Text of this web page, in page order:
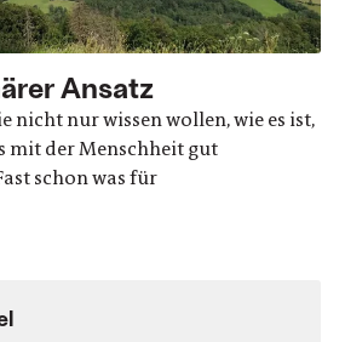
Ansatz
nicht nur wissen wollen, wie es ist,
mit der Menschheit gut
schon was für